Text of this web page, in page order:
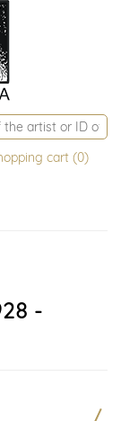
cart (0)
-